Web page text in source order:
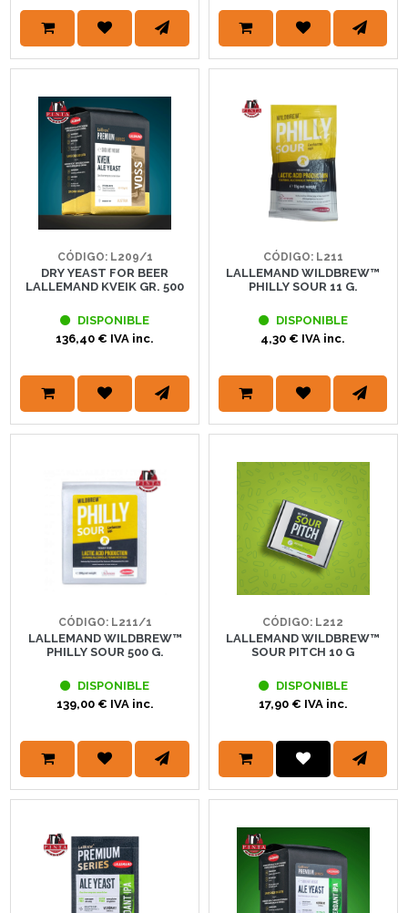
CÓDIGO: L209/1
DRY YEAST FOR BEER
LALLEMAND KVEIK GR. 500
DISPONIBLE
136,40 € IVA inc.
CÓDIGO: L211
LALLEMAND WILDBREW™
PHILLY SOUR 11 G.
DISPONIBLE
4,30 € IVA inc.
CÓDIGO: L211/1
LALLEMAND WILDBREW™
PHILLY SOUR 500 G.
DISPONIBLE
139,00 € IVA inc.
CÓDIGO: L212
LALLEMAND WILDBREW™
SOUR PITCH 10 G
DISPONIBLE
17,90 € IVA inc.